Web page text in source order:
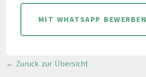
MIT WHATSAPP BEWERBEN
← Zurück zur Übersicht